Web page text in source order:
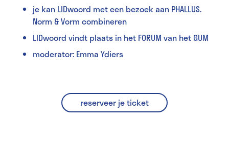
je kan LIDwoord met een bezoek aan PHALLUS.
Norm & Vorm combineren
LIDwoord vindt plaats in het FORUM van het GUM
moderator: Emma Ydiers
reserveer je ticket